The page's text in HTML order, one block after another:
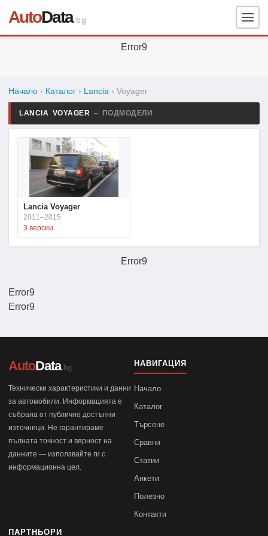
AutoData.bg
Error9
Error9
Начало › Каталог › Lancia › Voyager
LANCIA VOYAGER – ПОДМОДЕЛИ
Lancia Voyager
2011–2015
3 версии
Error9
Error9
AutoData.bg
Технически характеристики и данни
за автомобили. Информацията е
събрана от публично достъпни
източници. Не гарантираме
пълната точност и вярност на
данните — използвайте ги с
информационна цел.
НАВИГАЦИЯ
Начало
Каталог
Търсене
Сравни
Статии
Анкети
Полезно
Контакти
ПАРТНЬОРИ